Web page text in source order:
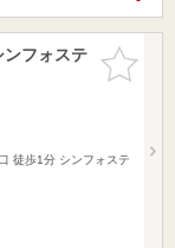
お気に入
りに追加
フォステ
徒歩1分 シンフォステ